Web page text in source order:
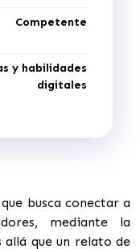
Competente
y habilidades
digitales
busca conectar a
mediante la
allá que un relato de